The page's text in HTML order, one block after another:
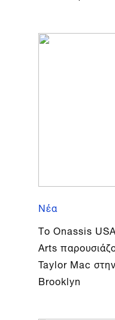
Νέα
Tο Onassis
Arts
Taylor Mac
Brooklyn